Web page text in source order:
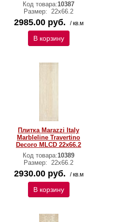
Код товара:10387
Размер: 22х66.2
2985.00 руб. / кв.м
В корзину
Плитка Marazzi Italy
Marbleline Travertino
Decoro MLCD 22х66.2
Код товара:10389
Размер: 22х66.2
2930.00 руб. / кв.м
В корзину